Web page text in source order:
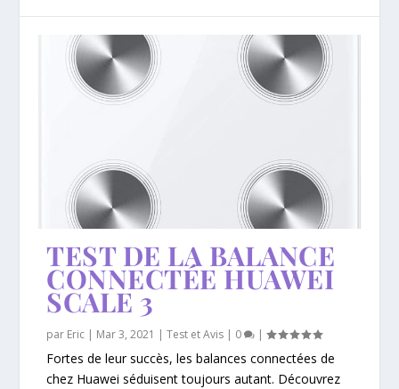
TEST DE LA BALANCE
CONNECTÉE HUAWEI
SCALE 3
par Eric | Mar 3, 2021 |Test et Avis | 0 |
Fortes de leur succès, les balances connectées de
chez Huawei séduisent toujours autant. Découvrez